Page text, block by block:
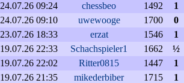
24.07.26 09:24
chessbeo 1492
1
24.07.26 09:10
uwewooge 1700
0
23.07.26 18:33
erzat 1546
1
19.07.26 22:33
Schachspieler1 1662
½
19.07.26 22:02
Ritter0815 1447
1
19.07.26 21:35
mikederbiber 1715
1